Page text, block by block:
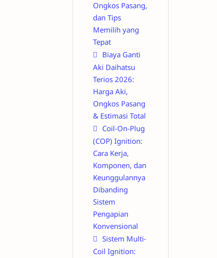
Ongkos Pasang,
dan Tips
Memilih yang
Tepat
Biaya Ganti
Aki Daihatsu
Terios 2026:
Harga Aki,
Ongkos Pasang
& Estimasi Total
Coil-On-Plug
(COP) Ignition:
Cara Kerja,
Komponen, dan
Keunggulannya
Dibanding
Sistem
Pengapian
Konvensional
Sistem Multi-
Coil Ignition: